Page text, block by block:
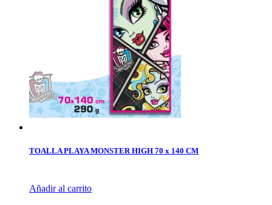
TOALLA PLAYA MONSTER HIGH 70 x 140 CM
Añadir al carrito